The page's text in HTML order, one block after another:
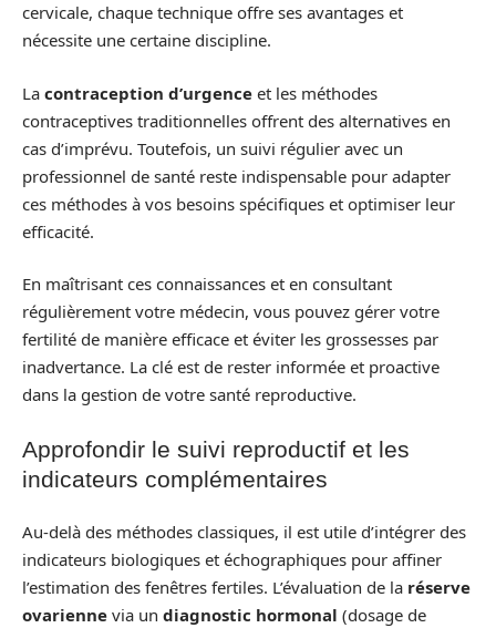
cervicale, chaque technique offre ses avantages et
nécessite une certaine discipline.
La contraception d’urgence et les méthodes
contraceptives traditionnelles offrent des alternatives en
cas d’imprévu. Toutefois, un suivi régulier avec un
professionnel de santé reste indispensable pour adapter
ces méthodes à vos besoins spécifiques et optimiser leur
efficacité.
En maîtrisant ces connaissances et en consultant
régulièrement votre médecin, vous pouvez gérer votre
fertilité de manière efficace et éviter les grossesses par
inadvertance. La clé est de rester informée et proactive
dans la gestion de votre santé reproductive.
Approfondir le suivi reproductif et les
indicateurs complémentaires
Au-delà des méthodes classiques, il est utile d’intégrer des
indicateurs biologiques et échographiques pour affiner
l’estimation des fenêtres fertiles. L’évaluation de la réserve
ovarienne via un diagnostic hormonal (dosage de